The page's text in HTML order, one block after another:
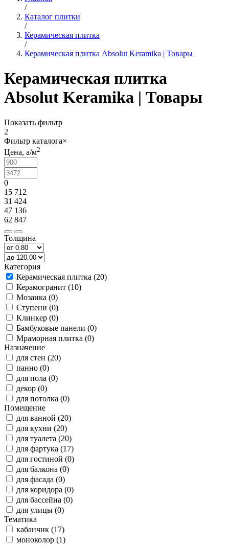
/
Каталог плитки
/
Керамическая плитка
/
Керамическая плитка Absolut Keramika | Товары
Керамическая плитка
Absolut Keramika | Товары
Показать фильтр
2
Фильтр каталога×
Цена, a/м2
0
15 712
31 424
47 136
62 847
Толщина
Категория
Керамическая плитка (20)
Керамогранит (10)
Мозаика (0)
Ступени (0)
Клинкер (0)
Бамбуковые панели (0)
Мраморная плитка (0)
Назначение
для стен (20)
панно (0)
для пола (0)
декор (0)
для потолка (0)
Помещение
для ванной (20)
для кухни (20)
для туалета (20)
для фартука (17)
для гостиной (0)
для балкона (0)
для фасада (0)
для коридора (0)
для бассейна (0)
для улицы (0)
Тематика
кабанчик (17)
моноколор (1)